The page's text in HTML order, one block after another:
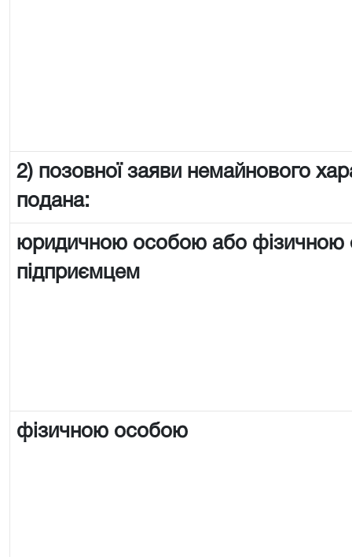
2) позовної заяви немайнового
подана:
юридичною особою або
підприємцем
фізичною особою